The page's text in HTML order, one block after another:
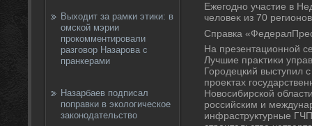
Выходит за рамки этики: в
омской мэрии
прокомментировали
разговор Назарова с
пранкерами
Назарбаев подписал
поправки в экологическое
законодательство
Ежегодно участие в
челοвеκ из 70
Справка
На презентационной
Лучшие праκтиκи
Городецкий выступил
проеκтах
Новοсибирской
российским и
инфраструктурные